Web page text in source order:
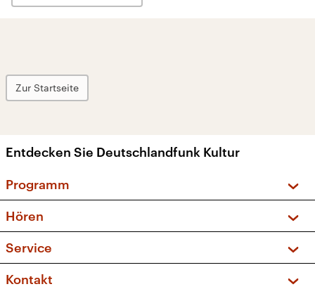
Zur Startseite
Entdecken Sie Deutschlandfunk Kultur
Programm
Sendungen und Podcasts
Musikliste
Kakadu – Das Kinderprogramm
Hören
Frequenzen (UKW + DAB+)
Service
FAQ
Kontakt